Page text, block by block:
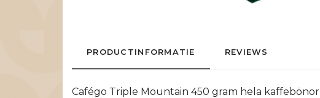
PRODUCTINFORMATIE REVIEWS
Cafégo Triple Mountain 450 gram hela kaffebönor